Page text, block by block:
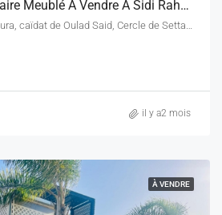
Appartement Balnéaire Meublé À Vendre À Sidi Rahal – Ola Blanca 1 – 200 M² – Vue Piscine
Sidi Rahal, RP3618, Mzoura, caïdat de Oulad Said, Cercle de Settat, Province de Settat, Casablanca-Settat, Maroc
il y a2 mois
À VENDRE